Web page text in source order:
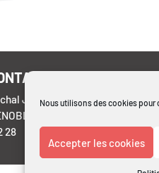
Nous utilisons des cookies
Accepter les cookies
Joffre
28